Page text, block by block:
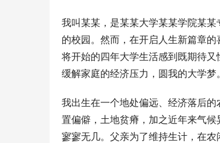
我叫某某，是某某大学某某学院某
的校园。然而，在开启人生新篇章
将开始的四年大学生活感到既期待
缓解家庭的经济压力，圆我的大学梦。
我出生在一个地处偏远、经济落后
置偏僻，土地贫瘠，加之近年来气
寥寥无几。父亲为了维持生计，在